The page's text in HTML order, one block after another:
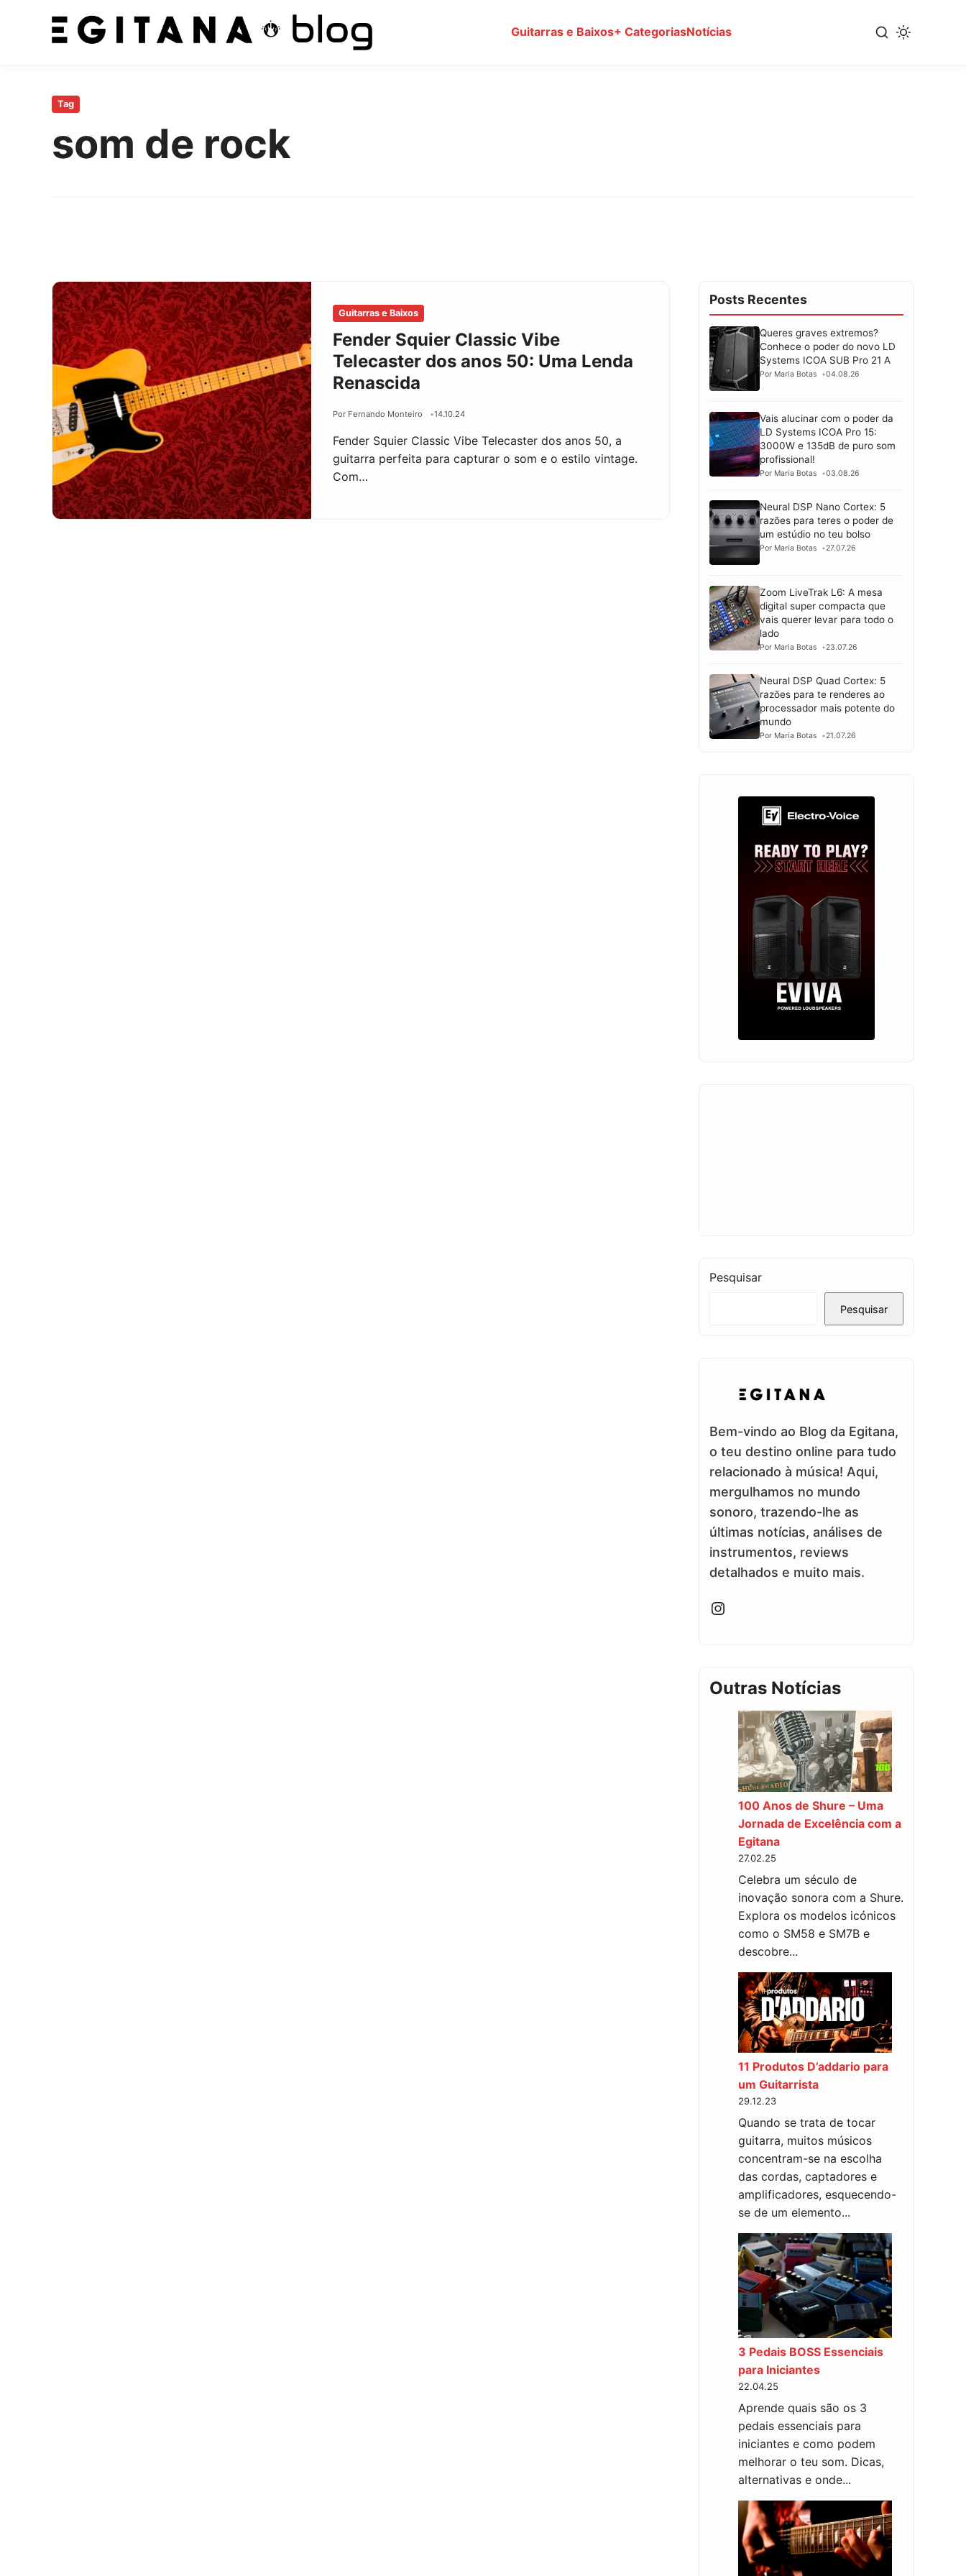
Guitarras e Baixos+ CategoriasNotícias
Tag
som de rock
Guitarras e Baixos
Fender Squier Classic Vibe
Telecaster dos anos 50: Uma Lenda
Renascida
Por Fernando Monteiro 14.10.24
Fender Squier Classic Vibe Telecaster dos anos 50, a
guitarra perfeita para capturar o som e o estilo vintage.
Com…
Posts Recentes
Queres graves extremos?
Conhece o poder do novo LD
Systems ICOA SUB Pro 21 A
Por Maria Botas 04.08.26
Vais alucinar com o poder da
LD Systems ICOA Pro 15:
3000W e 135dB de puro som
profissional!
Por Maria Botas 03.08.26
Neural DSP Nano Cortex: 5
razões para teres o poder de
um estúdio no teu bolso
Por Maria Botas 27.07.26
Zoom LiveTrak L6: A mesa
digital super compacta que
vais querer levar para todo o
lado
Por Maria Botas 23.07.26
Neural DSP Quad Cortex: 5
razões para te renderes ao
processador mais potente do
mundo
Por Maria Botas 21.07.26
Pesquisar
Pesquisar
Bem-vindo ao Blog da Egitana,
o teu destino online para tudo
relacionado à música! Aqui,
mergulhamos no mundo
sonoro, trazendo-lhe as
últimas notícias, análises de
instrumentos, reviews
detalhados e muito mais.
Instagram
Outras Notícias
100 Anos de Shure – Uma
Jornada de Excelência com a
Egitana
27.02.25
Celebra um século de
inovação sonora com a Shure.
Explora os modelos icónicos
como o SM58 e SM7B e
descobre...
11 Produtos D’addario para
um Guitarrista
29.12.23
Quando se trata de tocar
guitarra, muitos músicos
concentram-se na escolha
das cordas, captadores e
amplificadores, esquecendo-
se de um elemento...
3 Pedais BOSS Essenciais
para Iniciantes
22.04.25
Aprende quais são os 3
pedais essenciais para
iniciantes e como podem
melhorar o teu som. Dicas,
alternativas e onde...